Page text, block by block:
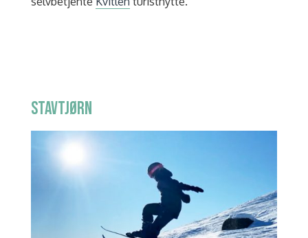
STAVTJØRN